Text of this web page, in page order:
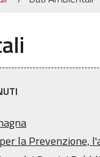
la Prevenzione,